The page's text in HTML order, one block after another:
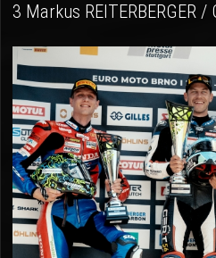
3 Markus REITERBERGER